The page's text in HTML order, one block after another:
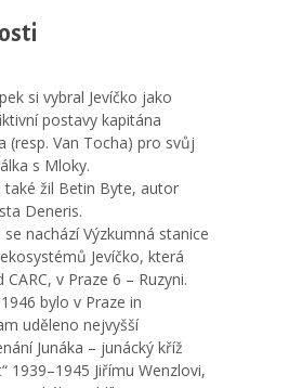
si vybral Jevíčko jako
postavy kapitána
(resp. Van Tocha) pro svůj
s Mloky.
také žil Betin Byte, autor
Deneris.
se nachází Výzkumná stanice
Jevíčko, která
v Praze 6 – Ruzyni.
bylo v Praze in
uděleno nejvyšší
Junáka – junácký kříž
1939–1945 Jiřímu Wenzlovi,